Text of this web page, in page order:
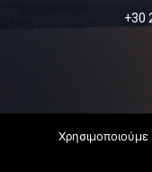
+30